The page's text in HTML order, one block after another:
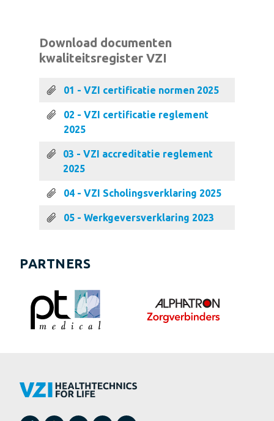
Download documenten
kwaliteitsregister VZI
01 - VZI certificatie normen 2025
02 - VZI certificatie reglement
2025
03 - VZI accreditatie reglement
2025
04 - VZI Scholingsverklaring 2025
05 - Werkgeversverklaring 2023
PARTNERS